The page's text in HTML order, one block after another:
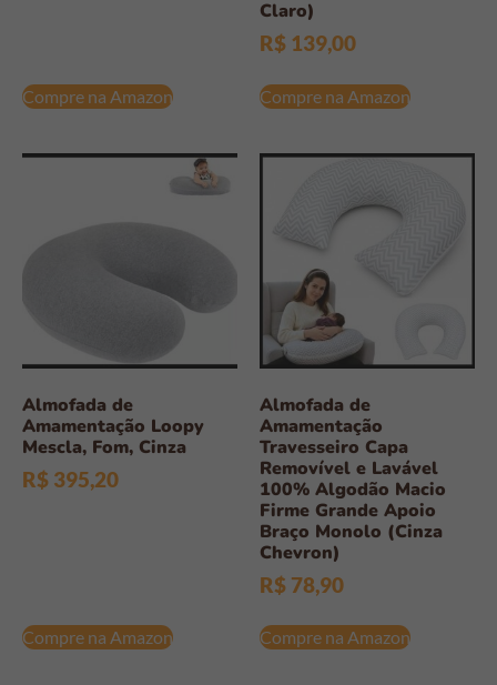
Compre na Amazon
Claro)
R$ 139,00
Compre na Amazon
Almofada de
Amamentação Loopy
Mescla, Fom, Cinza
R$ 395,20
Compre na Amazon
Almofada de
Amamentação
Travesseiro Capa
Removível e Lavável
100% Algodão Macio
Firme Grande Apoio
Braço Monolo (Cinza
Chevron)
R$ 78,90
Compre na Amazon